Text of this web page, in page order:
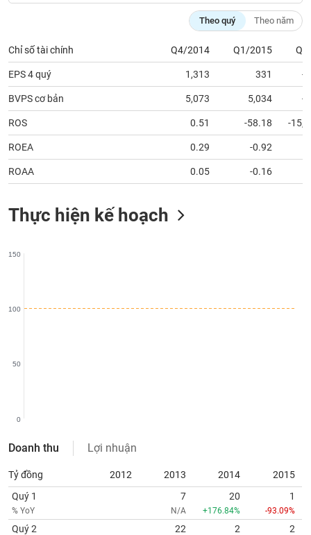
Theo quý Theo năm
Chỉ số tài chính Q4/2014 Q1/2015
EPS 4 quý 1,313 331 -
BVPS cơ bản 5,073 5,034 -
ROS 0.51 -58.18 -
ROEA 0.29 -0.92
ROAA 0.05 -0.16
Thực hiện kế hoạch
0
50
100
150
Doanh thu Lợi nhuận
Tỷ đồng 2012 2013 2014
2015
Quý 1
% YoY
7
N/A
20
+176.84%
1
-93.09%
Quý 2 22 2 2
Thuật
ngữ
(-)
Dịch
vụ
(-)
tạo
chính
Truyền
thông
tài
chính